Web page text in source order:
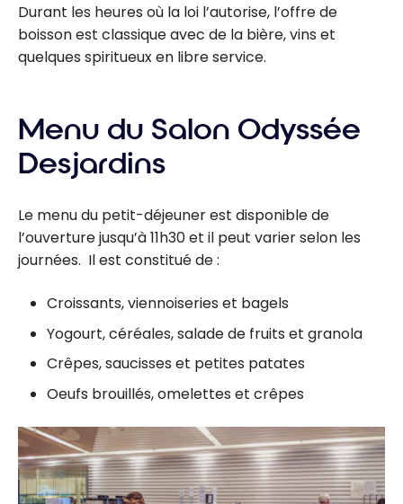
Durant les heures où la loi l’autorise, l’offre de
boisson est classique avec de la bière, vins et
quelques spiritueux en libre service.
Menu du Salon Odyssée
Desjardins
Le menu du petit-déjeuner est disponible de
l’ouverture jusqu’à 11h30 et il peut varier selon les
journées. Il est constitué de :
Croissants, viennoiseries et bagels
Yogourt, céréales, salade de fruits et granola
Crêpes, saucisses et petites patates
Oeufs brouillés, omelettes et crêpes